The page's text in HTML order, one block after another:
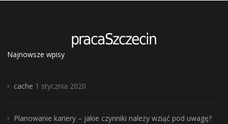
Najnowsze wpisy
cache 1 stycznia 2020
Planowanie kariery – jakie czynniki należy wziąć pod uwagę?